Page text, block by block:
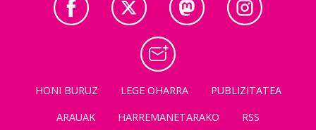
HONI BURUZ LEGE OHARRA
PUBLIZITATEA
ARAUAK
HARREMANETARAKO RSS